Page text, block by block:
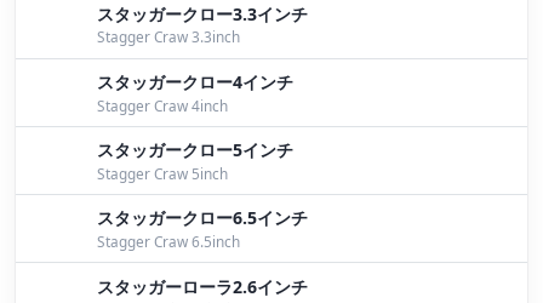
2012ランキングby Shigeyuki
パイロンの中身by Yoshida
スタッガークロー3.3インチ
Stagger Craw 3.3inch
スタッガークロー4インチ
Stagger Craw 4inch
スタッガークロー5インチ
Stagger Craw 5inch
スタッガークロー6.5インチ
Stagger Craw 6.5inch
スタッガーローラ2.6インチ